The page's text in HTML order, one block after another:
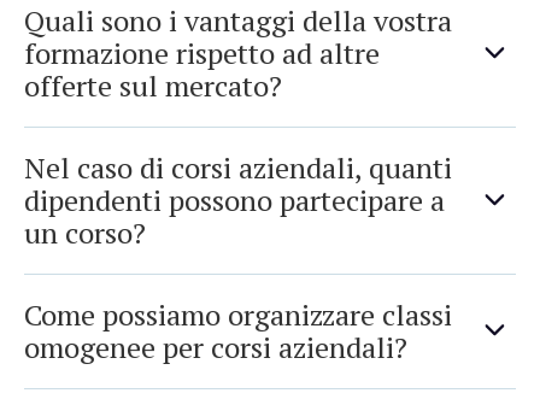
Quali sono i vantaggi della vostra
formazione rispetto ad altre
offerte sul mercato?
Nel caso di corsi aziendali, quanti
dipendenti possono partecipare a
un corso?
Come possiamo organizzare classi
omogenee per corsi aziendali?